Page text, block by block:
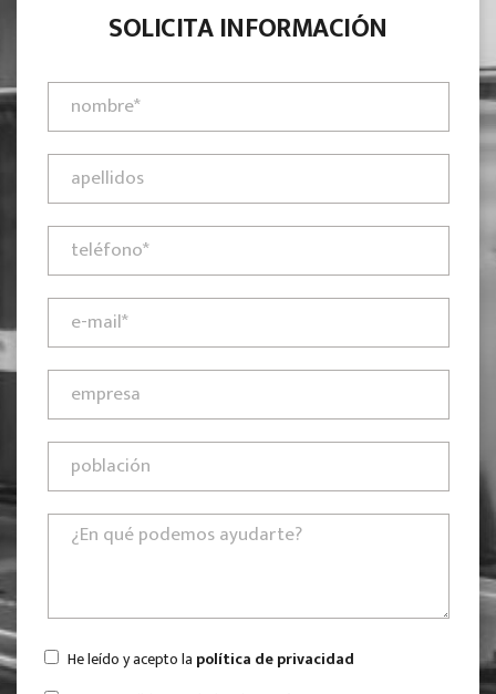
SOLICITA INFORMACIÓN
He leído y acepto la política de privacidad